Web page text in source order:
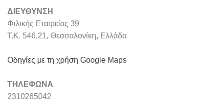
ΔΙΕΥΘΥΝΣΗ
Φιλικής Εταιρείας 39
Τ.Κ. 546.21, Θεσσαλονίκη, Ελλάδα
Οδηγίες με τη χρήση Google Maps
ΤΗΛΕΦΩΝΑ
2310265042